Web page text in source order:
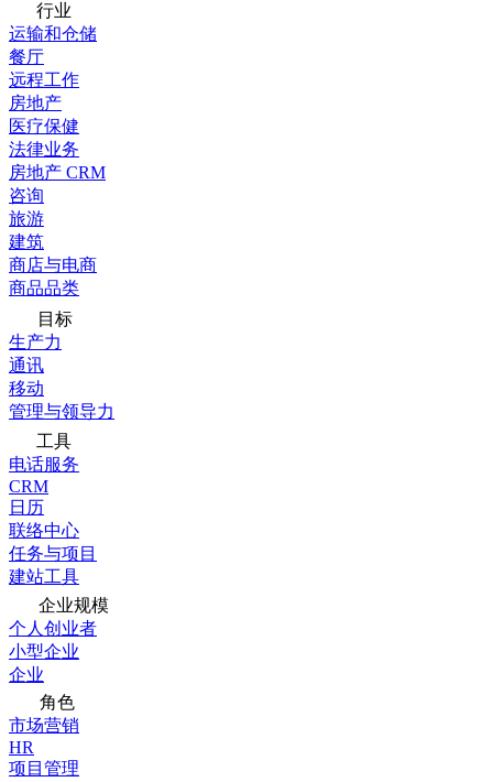
行业
运输和仓储
餐厅
远程工作
房地产
医疗保健
法律业务
房地产 CRM
咨询
旅游
建筑
商店与电商
商品品类
目标
生产力
通讯
移动
管理与领导力
工具
电话服务
CRM
日历
联络中心
任务与项目
建站工具
企业规模
个人创业者
小型企业
企业
角色
市场营销
HR
项目管理